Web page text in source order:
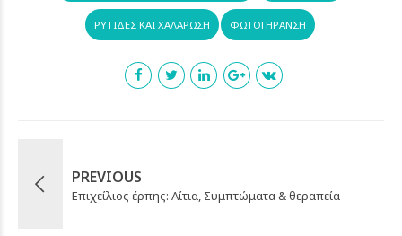
ΡΥΤΊΔΕΣ ΚΑΙ ΧΑΛΆΡΩΣΗ ΦΩΤΟΓΉΡΑΝΣΗ
PREVIOUS
Επιχείλιος έρπης: Αίτια, Συμπτώματα & θεραπεία